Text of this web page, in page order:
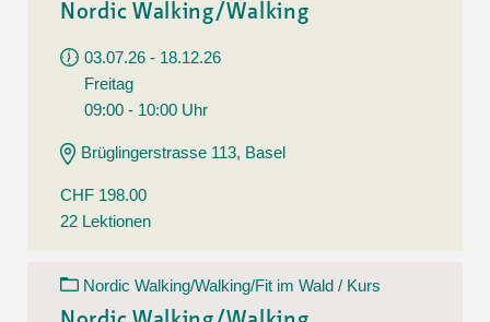
Nordic Walking/Walking
03.07.26 - 18.12.26
Freitag
09:00 - 10:00 Uhr
Brüglingerstrasse 113, Basel
CHF 198.00
22 Lektionen
Nordic Walking/Walking/Fit im Wald / Kurs